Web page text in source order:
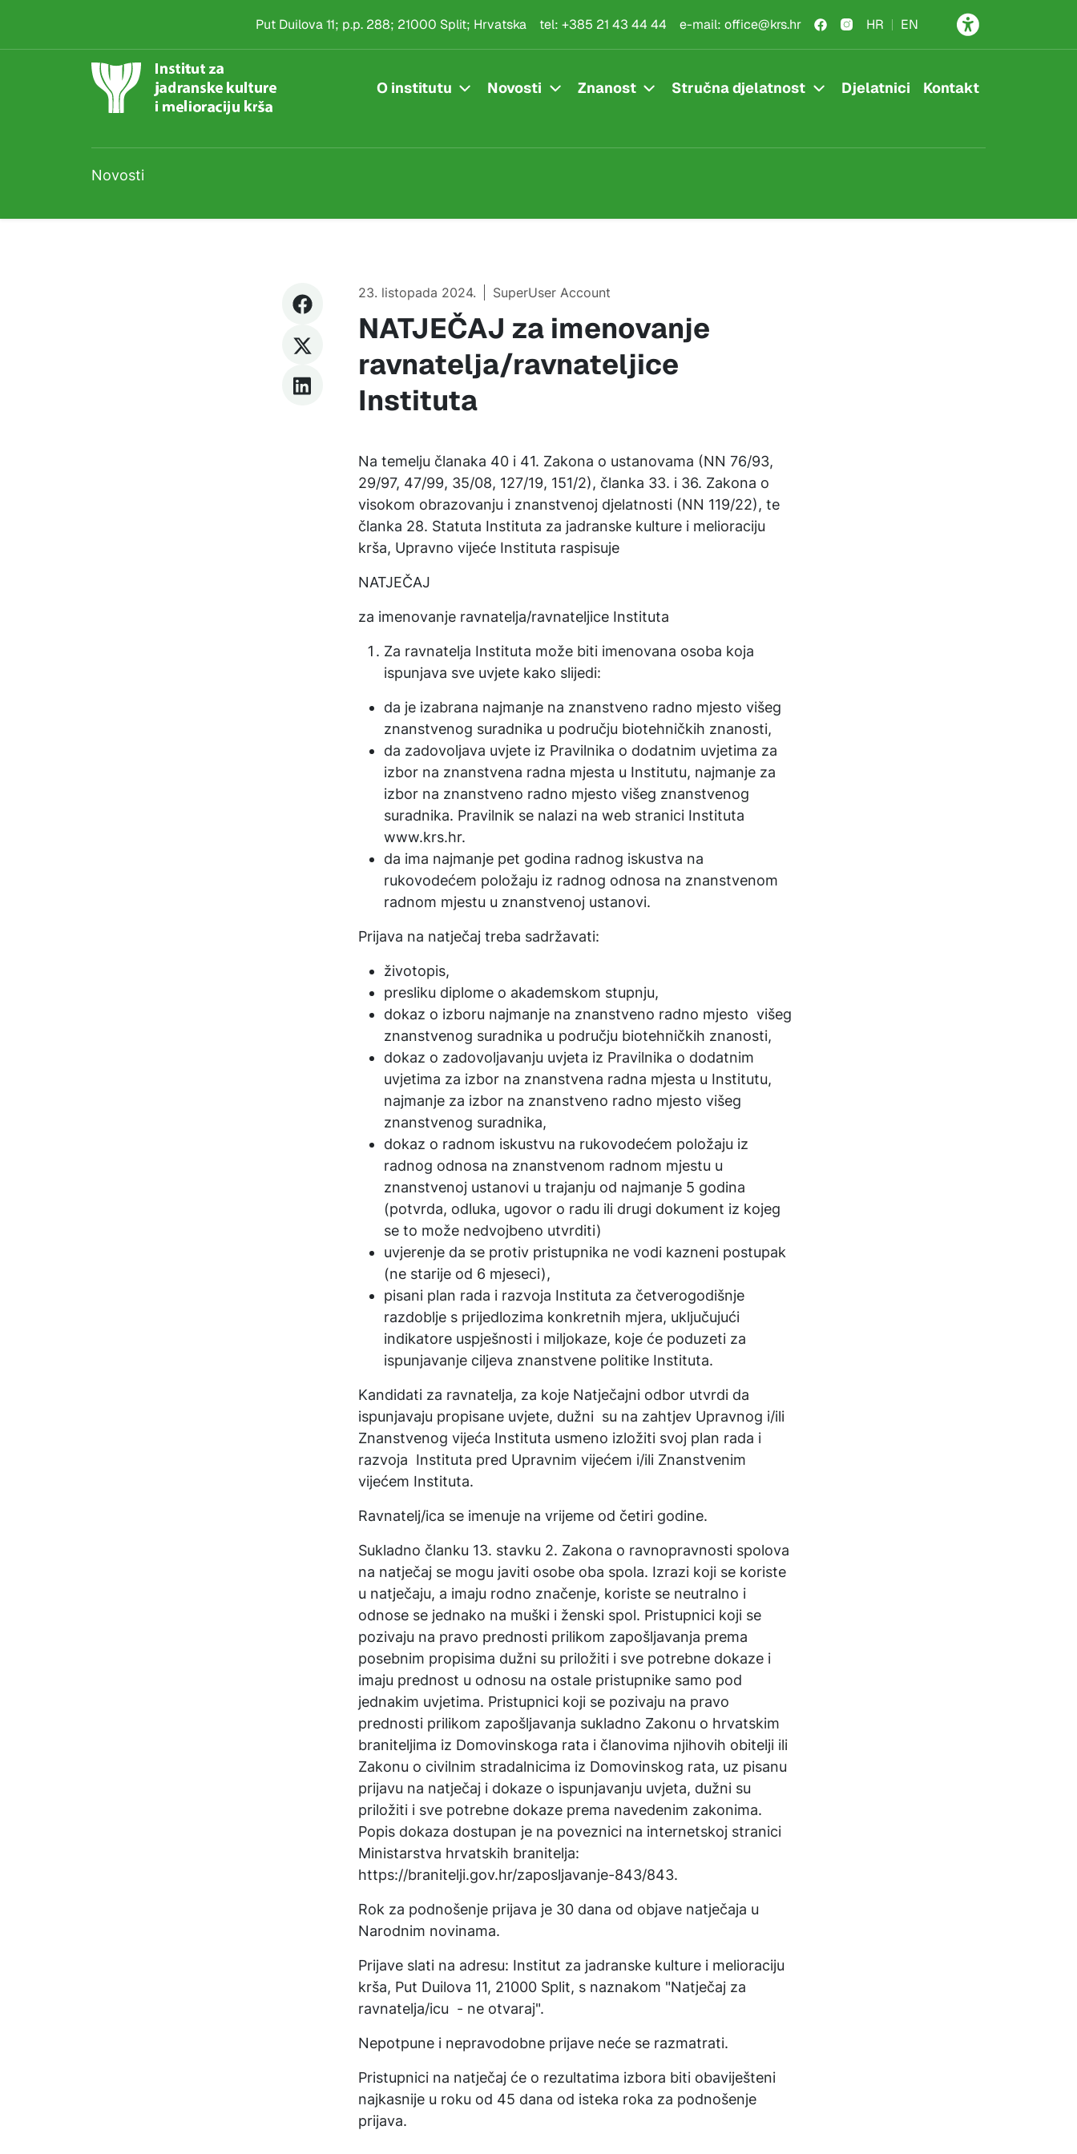
Put Duilova 11; p.p. 288; 21000 Split; Hrvatska tel: +385 21 43 44 44 e-mail: office@krs.hr HR EN
O institutu Novosti Znanost Stručna djelatnost Djelatnici Kontakt
Novosti
23. listopada 2024. SuperUser Account
NATJEČAJ za imenovanje
ravnatelja/ravnateljice
Instituta
Na temelju članaka 40 i 41. Zakona o ustanovama (NN 76/93,
29/97, 47/99, 35/08, 127/19, 151/2), članka 33. i 36. Zakona o
visokom obrazovanju i znanstvenoj djelatnosti (NN 119/22), te
članka 28. Statuta Instituta za jadranske kulture i melioraciju
krša, Upravno vijeće Instituta raspisuje
NATJEČAJ
za imenovanje ravnatelja/ravnateljice Instituta
Za ravnatelja Instituta može biti imenovana osoba koja
ispunjava sve uvjete kako slijedi:
da je izabrana najmanje na znanstveno radno mjesto višeg
znanstvenog suradnika u području biotehničkih znanosti,
da zadovoljava uvjete iz Pravilnika o dodatnim uvjetima za
izbor na znanstvena radna mjesta u Institutu, najmanje za
izbor na znanstveno radno mjesto višeg znanstvenog
suradnika. Pravilnik se nalazi na web stranici Instituta
www.krs.hr.
da ima najmanje pet godina radnog iskustva na
rukovodećem položaju iz radnog odnosa na znanstvenom
radnom mjestu u znanstvenoj ustanovi.
Prijava na natječaj treba sadržavati:
životopis,
presliku diplome o akademskom stupnju,
dokaz o izboru najmanje na znanstveno radno mjesto višeg
znanstvenog suradnika u području biotehničkih znanosti,
dokaz o zadovoljavanju uvjeta iz Pravilnika o dodatnim
uvjetima za izbor na znanstvena radna mjesta u Institutu,
najmanje za izbor na znanstveno radno mjesto višeg
znanstvenog suradnika,
dokaz o radnom iskustvu na rukovodećem položaju iz
radnog odnosa na znanstvenom radnom mjestu u
znanstvenoj ustanovi u trajanju od najmanje 5 godina
(potvrda, odluka, ugovor o radu ili drugi dokument iz kojeg
se to može nedvojbeno utvrditi)
uvjerenje da se protiv pristupnika ne vodi kazneni postupak
(ne starije od 6 mjeseci),
pisani plan rada i razvoja Instituta za četverogodišnje
razdoblje s prijedlozima konkretnih mjera, uključujući
indikatore uspješnosti i miljokaze, koje će poduzeti za
ispunjavanje ciljeva znanstvene politike Instituta.
Kandidati za ravnatelja, za koje Natječajni odbor utvrdi da
ispunjavaju propisane uvjete, dužni su na zahtjev Upravnog i/ili
Znanstvenog vijeća Instituta usmeno izložiti svoj plan rada i
razvoja Instituta pred Upravnim vijećem i/ili Znanstvenim
vijećem Instituta.
Ravnatelj/ica se imenuje na vrijeme od četiri godine.
Sukladno članku 13. stavku 2. Zakona o ravnopravnosti spolova
na natječaj se mogu javiti osobe oba spola. Izrazi koji se koriste
u natječaju, a imaju rodno značenje, koriste se neutralno i
odnose se jednako na muški i ženski spol. Pristupnici koji se
pozivaju na pravo prednosti prilikom zapošljavanja prema
posebnim propisima dužni su priložiti i sve potrebne dokaze i
imaju prednost u odnosu na ostale pristupnike samo pod
jednakim uvjetima. Pristupnici koji se pozivaju na pravo
prednosti prilikom zapošljavanja sukladno Zakonu o hrvatskim
braniteljima iz Domovinskoga rata i članovima njihovih obitelji ili
Zakonu o civilnim stradalnicima iz Domovinskog rata, uz pisanu
prijavu na natječaj i dokaze o ispunjavanju uvjeta, dužni su
priložiti i sve potrebne dokaze prema navedenim zakonima.
Popis dokaza dostupan je na poveznici na internetskoj stranici
Ministarstva hrvatskih branitelja:
https://branitelji.gov.hr/zaposljavanje-843/843.
Rok za podnošenje prijava je 30 dana od objave natječaja u
Narodnim novinama.
Prijave slati na adresu: Institut za jadranske kulture i melioraciju
krša, Put Duilova 11, 21000 Split, s naznakom "Natječaj za
ravnatelja/icu - ne otvaraj".
Nepotpune i nepravodobne prijave neće se razmatrati.
Pristupnici na natječaj će o rezultatima izbora biti obaviješteni
najkasnije u roku od 45 dana od isteka roka za podnošenje
prijava.